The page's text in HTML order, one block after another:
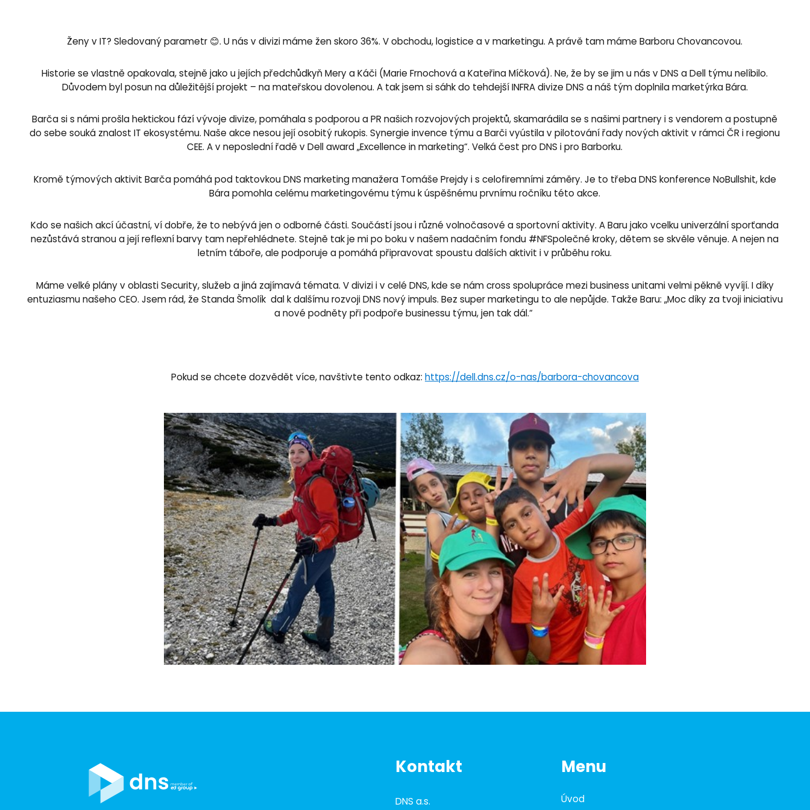
Ženy v IT? Sledovaný parametr 😊. U nás v divizi máme žen skoro 36%. V obchodu, logistice a v marketingu. A právě tam máme Barboru Chovancovou.
Historie se vlastně opakovala, stejně jako u jejích předchůdkyň Mery a Káči (Marie Frnochová a Kateřina Míčková). Ne, že by se jim u nás v DNS a Dell týmu nelíbilo.
Důvodem byl posun na důležitější projekt – na mateřskou dovolenou. A tak jsem si sáhk do tehdejší INFRA divize DNS a náš tým doplnila marketýrka Bára.
Barča si s námi prošla hektickou fází vývoje divize, pomáhala s podporou a PR našich rozvojových projektů, skamarádila se s našimi partnery i s vendorem a postupně
do sebe souká znalost IT ekosystému. Naše akce nesou její osobitý rukopis. Synergie invence týmu a Barči vyústila v pilotování řady nových aktivit v rámci ČR i regionu
CEE. A v neposlední řadě v Dell award „Excellence in marketing“. Velká čest pro DNS i pro Barborku.
Kromě týmových aktivit Barča pomáhá pod taktovkou DNS marketing manažera Tomáše Prejdy i s celofiremními záměry. Je to třeba DNS konference NoBullshit, kde
Bára pomohla celému marketingovému týmu k úspěšnému prvnímu ročníku této akce.
Kdo se našich akcí účastní, ví dobře, že to nebývá jen o odborné části. Součástí jsou i různé volnočasové a sportovní aktivity. A Baru jako vcelku univerzální sporťanda
nezůstává stranou a její reflexní barvy tam nepřehlédnete. Stejně tak je mi po boku v našem nadačním fondu #NFSpolečné kroky, dětem se skvěle věnuje. A nejen na
letním táboře, ale podporuje a pomáhá připravovat spoustu dalších aktivit i v průběhu roku.
Máme velké plány v oblasti Security, služeb a jiná zajímavá témata. V divizi i v celé DNS, kde se nám cross spolupráce mezi business unitami velmi pěkně vyvíjí. I díky
entuziasmu našeho CEO. Jsem rád, že Standa Šmolík dal k dalšímu rozvoji DNS nový impuls. Bez super marketingu to ale nepůjde. Takže Baru: „Moc díky za tvoji iniciativu
a nové podněty při podpoře businessu týmu, jen tak dál.“
Pokud se chcete dozvědět více, navštivte tento odkaz: https://dell.dns.cz/o-nas/barbora-chovancova
Kontakt
DNS a.s.
Menu
Úvod